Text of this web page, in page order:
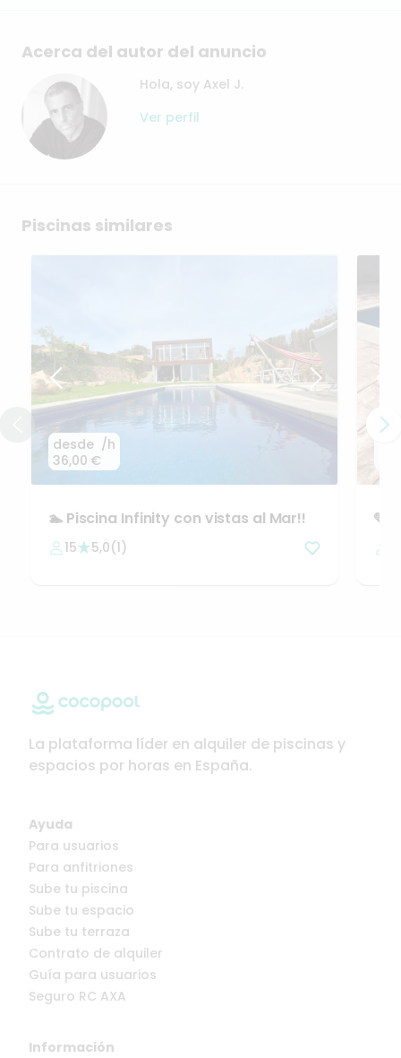
Acerca del autor del anuncio
Hola, soy Axel J.
Ver perfil
Piscinas similares
desde
36,00 €
/h
🏊 Piscina Infinity con vistas al Mar!!
15 5,0(1)
🩵
La plataforma líder en alquiler de piscinas y
espacios por horas en España.
Ayuda
Para usuarios
Para anfitriones
Sube tu piscina
Sube tu espacio
Sube tu terraza
Contrato de alquiler
Guía para usuarios
Seguro RC AXA
Información